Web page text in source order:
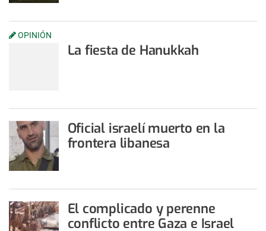
OPINIÓN
La fiesta de Hanukkah
Oficial israelí muerto en la
frontera libanesa
El complicado y perenne
conflicto entre Gaza e Israel